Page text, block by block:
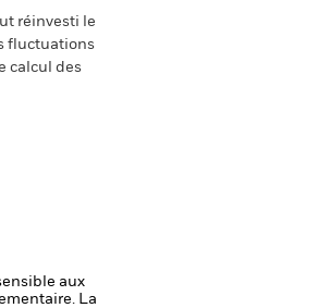
réinvesti le
fluctuations
calcul des
aux
La